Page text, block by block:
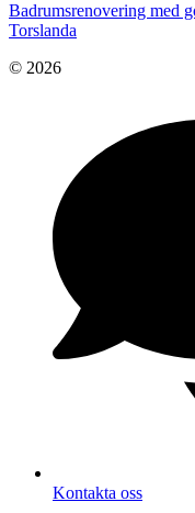
Badrumsrenovering med
Torslanda
© 2026
Kontakta oss